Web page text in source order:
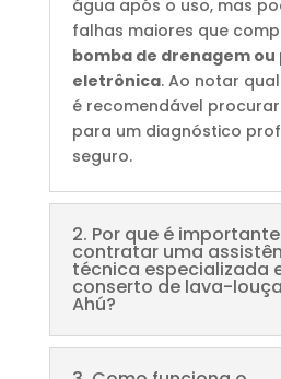
água após o uso, mas
falhas maiores que
bomba de drenagem ou
eletrônica. Ao notar
é recomendável
para um diagnóstico
seguro.
2. Por que é importante
contratar uma
técnica especializada
conserto de lava-
Ahú?